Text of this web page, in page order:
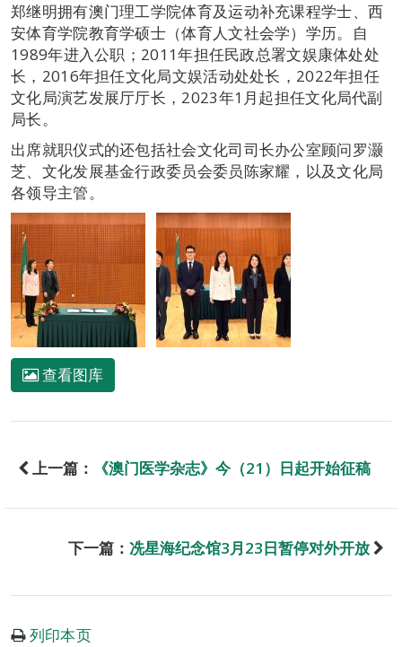
郑继明拥有澳门理工学院体育及运动补充课程学士、西
安体育学院教育学硕士（体育人文社会学）学历。自
1989年进入公职；2011年担任民政总署文娱康体处处
长，2016年担任文化局文娱活动处处长，2022年担任
文化局演艺发展厅厅长，2023年1月起担任文化局代副
局长。
出席就职仪式的还包括社会文化司司长办公室顾问罗灏
芝、文化发展基金行政委员会委员陈家耀，以及文化局
各领导主管。
查看图库
上一篇： 《澳门医学杂志》今（21）日起开始征稿
下一篇： 冼星海纪念馆3月23日暂停对外开放
列印本页